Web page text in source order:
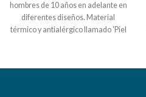
hombres de 10 años en adelante en
diferentes diseños. Material
térmico y antialérgico llamado 'Piel
colores